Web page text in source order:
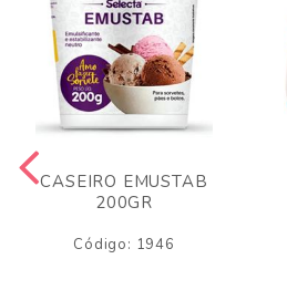
CASEIRO EMUSTAB
200GR
Código: 1946